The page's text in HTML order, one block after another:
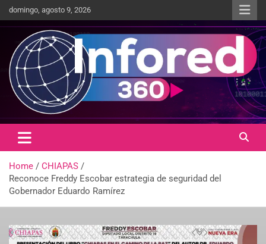
domingo, agosto 9, 2026
infored360.mx
Un giro en la información
Home
CHIAPAS
Reconoce Freddy Escobar estrategia de seguridad del
Gobernador Eduardo Ramírez